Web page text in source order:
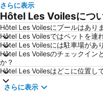
さらに表示
Hôtel Les Voilesにつ
Hôtel Les Voilesにプールはあり
Hôtel Les Voilesではペットを連
Hôtel Les Voilesには駐車場があ
Hôtel Les Voilesのチェックイン
か？
Hôtel Les Voilesはどこに位置し
さらに表示